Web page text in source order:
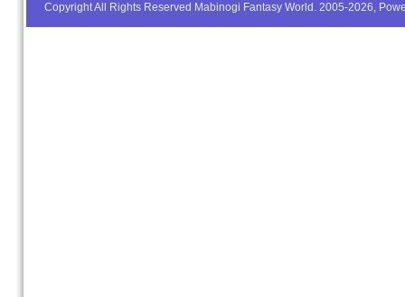
Copyright All Rights Reserved Mabinogi Fantasy World. 2005-2026,